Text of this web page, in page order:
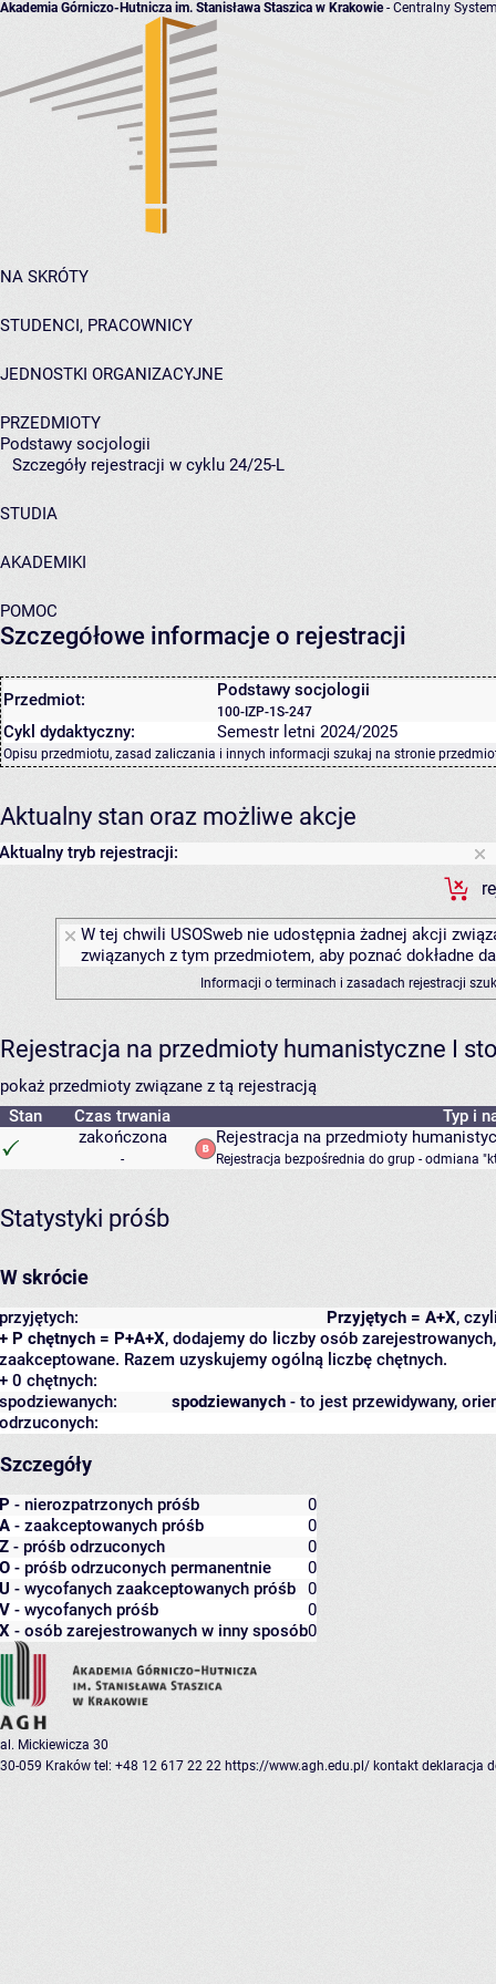
Akademia Górniczo-Hutnicza im. Stanisława Staszica w Krakowie- Centralny
NA SKRÓTY
STUDENCI, PRACOWNICY
JEDNOSTKI ORGANIZACYJNE
PRZEDMIOTY
Podstawy socjologii
Szczegóły rejestracji w cyklu 24/25-L
STUDIA
AKADEMIKI
POMOC
Szczegółowe informacje o rejestracji
Przedmiot: Podstawy socjologii
100-IZP-1S-247
Cykl dydaktyczny: Semestr letni 2024/2025
Opisu przedmiotu, zasad zaliczania i innych informacji szukaj na stronie
Aktualny stan oraz możliwe akcje
Aktualny tryb rejestracji:
W tej chwili USOSweb nie udostępnia żadnej akcji
związanych z tym przedmiotem, aby poznać dokładne
Informacji o terminach i zasadach rejestracji
Rejestracja na przedmioty humanistyczne I
pokaż przedmioty związane z tą rejestracją
Stan
Czas trwania
Typ i
zakończona
-
Rejestracja na przedmioty
Rejestracja bezpośrednia do grup - odmiana
Statystyki próśb
W skrócie
Przyjętych = A+X,
przyjętych:
+ P chętnych = P+A+X, dodajemy do liczby osób
zaakceptowane. Razem uzyskujemy ogólną liczbę chętnych.
+ 0 chętnych:
spodziewanych - to jest przewidywany,
spodziewanych:
odrzuconych:
Szczegóły
P - nierozpatrzonych próśb
0
A - zaakceptowanych próśb
0
Z - próśb odrzuconych
0
O - próśb odrzuconych permanentnie
0
U - wycofanych zaakceptowanych próśb
0
V - wycofanych próśb
0
X - osób zarejestrowanych w inny sposób0
al. Mickiewicza 30
30-059 Kraków tel: +48 12 617 22 22 https://www.agh.edu.pl/ kontakt deklaracja